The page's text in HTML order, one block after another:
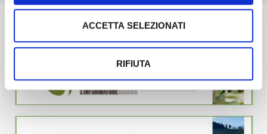
ACCETTA SELEZIONATI
RIFIUTA